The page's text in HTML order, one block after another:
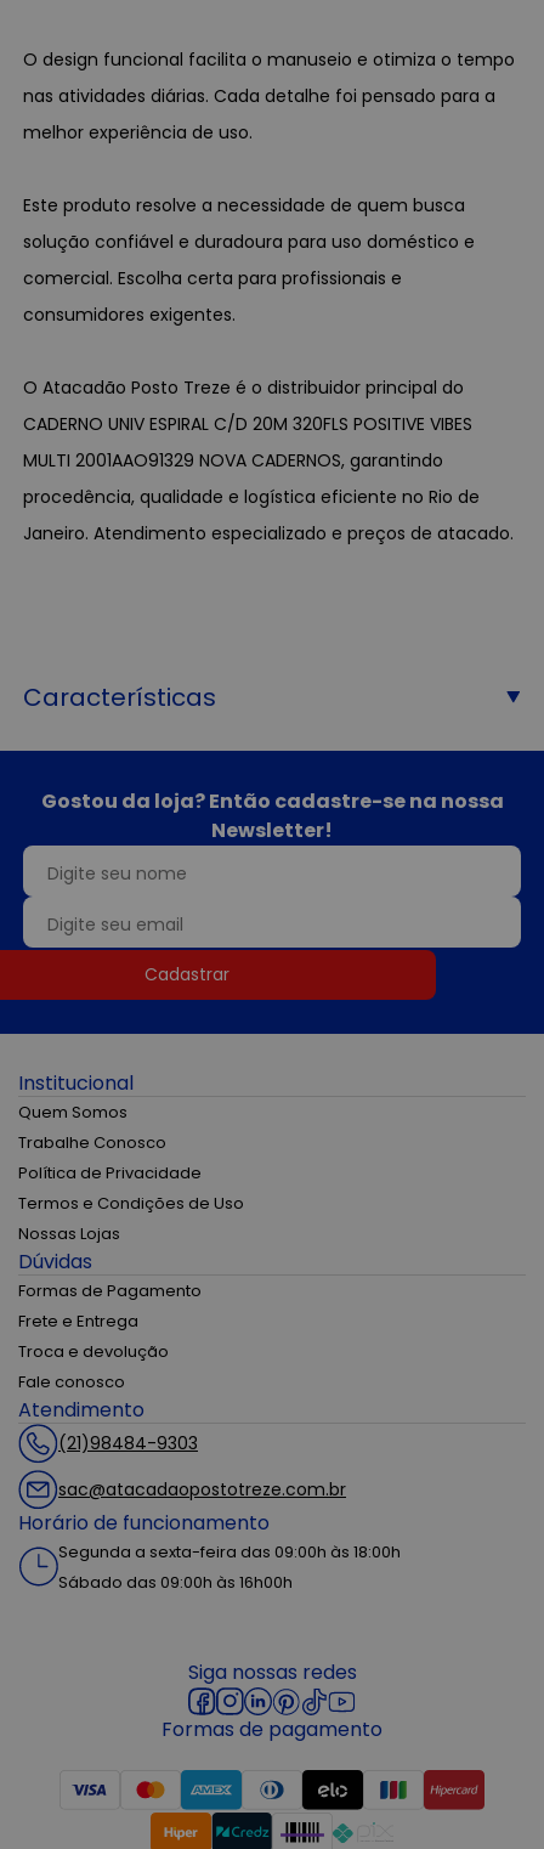
O design funcional facilita o manuseio e otimiza o tempo
nas atividades diárias. Cada detalhe foi pensado para a
melhor experiência de uso.
Este produto resolve a necessidade de quem busca
solução confiável e duradoura para uso doméstico e
comercial. Escolha certa para profissionais e
consumidores exigentes.
O Atacadão Posto Treze é o distribuidor principal do
CADERNO UNIV ESPIRAL C/D 20M 320FLS POSITIVE VIBES
MULTI 2001AAO91329 NOVA CADERNOS, garantindo
procedência, qualidade e logística eficiente no Rio de
Janeiro. Atendimento especializado e preços de atacado.
Características
Gostou da loja? Então cadastre-se na nossa
Newsletter!
Cadastrar
Institucional
Quem Somos
Trabalhe Conosco
Política de Privacidade
Termos e Condições de Uso
Nossas Lojas
Dúvidas
Formas de Pagamento
Frete e Entrega
Troca e devolução
Fale conosco
Atendimento
(21)98484-9303
sac@atacadaopostotreze.com.br
Horário de funcionamento
Segunda a sexta-feira das 09:00h às 18:00h
Sábado das 09:00h às 16h00h
Siga nossas redes
Formas de pagamento